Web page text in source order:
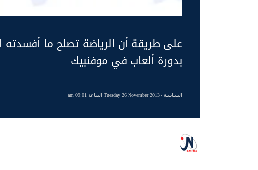
على طريقة أن الرياضة تصلح ما أفسدته
بدورة ألعاب في موفنبيك
السياسية- Tuesday 26 November 2013 الساعة 09:01 am